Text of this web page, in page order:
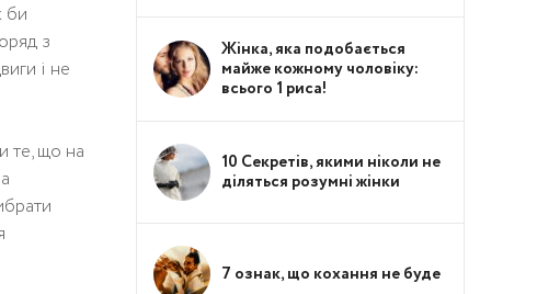
би
з
і не
те, що на
Жінка, яка подобається
майже кожному чоловіку:
всього 1 риса!
10 Секретів, якими ніколи не
діляться розумні жінки
7 ознак, що кохання не буде